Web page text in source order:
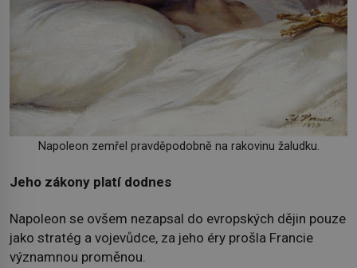
Napoleon zemřel pravděpodobně na rakovinu žaludku.
Jeho zákony platí dodnes
Napoleon se ovšem nezapsal do evropských dějin pouze
jako stratég a vojevůdce, za jeho éry prošla Francie
významnou proměnou.